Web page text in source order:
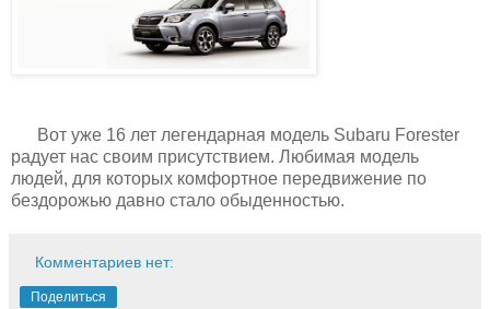
Вот уже 16 лет легендарная модель Subaru Forester
радует нас своим присутствием. Любимая модель
людей, для которых комфортное передвижение по
бездорожью давно стало обыденностью.
Комментариев нет:
Поделиться